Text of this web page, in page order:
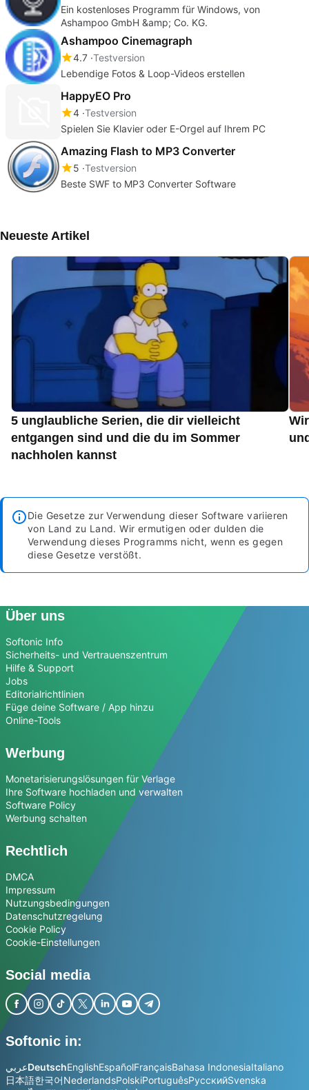
Ein kostenloses Programm für Windows, von
Ashampoo GmbH &amp; Co. KG.
Ashampoo Cinemagraph
4.7 Testversion
Lebendige Fotos & Loop-Videos erstellen
HappyEO Pro
4 Testversion
Spielen Sie Klavier oder E-Orgel auf Ihrem PC
Amazing Flash to MP3 Converter
5 Testversion
Beste SWF to MP3 Converter Software
Neueste Artikel
5 unglaubliche Serien, die dir vielleicht
entgangen sind und die du im Sommer
nachholen kannst
Die Gesetze zur Verwendung dieser Software variieren
von Land zu Land. Wir ermutigen oder dulden die
Verwendung dieses Programms nicht, wenn es gegen
diese Gesetze verstößt.
Über uns
Softonic Info
Sicherheits- und Vertrauenszentrum
Hilfe & Support
Jobs
Editorialrichtlinien
Füge deine Software / App hinzu
Online-Tools
Werbung
Monetarisierungslösungen für Verlage
Ihre Software hochladen und verwalten
Software Policy
Werbung schalten
Rechtlich
DMCA
Impressum
Nutzungsbedingungen
Datenschutzregelung
Cookie Policy
Cookie-Einstellungen
Social media
Softonic in:
عربيDeutschEnglishEspañolFrançaisBahasa IndonesiaItaliano
日本語한국어NederlandsPolskiPortuguêsРусскийSvenska